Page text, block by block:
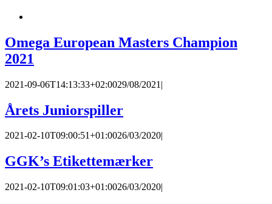
Omega European Masters Champion
2021
2021-09-06T14:13:33+02:0029/08/2021 |
Årets Juniorspiller
2021-02-10T09:00:51+01:0026/03/2020|
GGK’s Etikettemærker
2021-02-10T09:01:03+01:0026/03/2020|